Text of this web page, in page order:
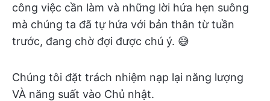
công việc cần làm và những lời hứa hẹn suông
mà chúng ta đã tự hứa với bản thân từ tuần
trước, đang chờ đợi được chú ý. 😅
Chúng tôi đặt trách nhiệm nạp lại năng lượng
VÀ năng suất vào Chủ nhật.